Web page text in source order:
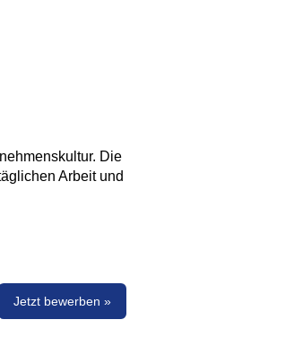
Die
Arbeit und
Jetzt bewerben »